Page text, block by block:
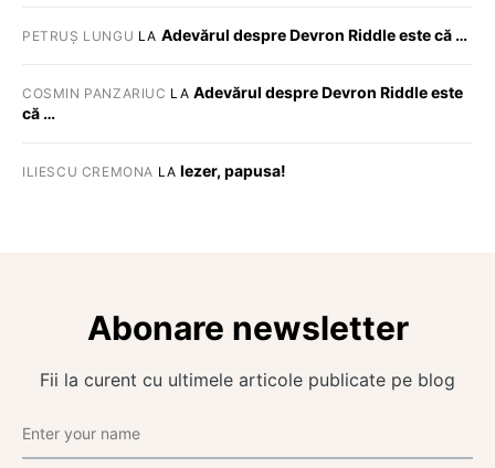
PETRUȘ LUNGU LA Adevărul despre Devron Riddle este că …
COSMIN PANZARIUC LA Adevărul despre Devron Riddle este
că …
ILIESCU CREMONA LA Iezer, papusa!
Abonare newsletter
Fii la curent cu ultimele articole publicate pe blog